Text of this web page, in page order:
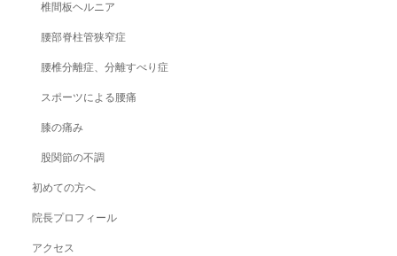
椎間板ヘルニア
腰部脊柱管狭窄症
腰椎分離症、分離すべり症
スポーツによる腰痛
膝の痛み
股関節の不調
初めての方へ
院長プロフィール
アクセス